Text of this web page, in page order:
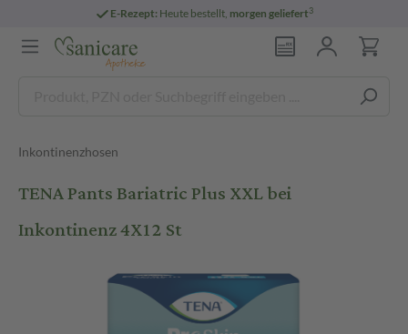
E-Rezept: Heute bestellt, morgen geliefert3
Inkontinenzhosen
TENA Pants Bariatric Plus XXL bei
Inkontinenz 4X12 St